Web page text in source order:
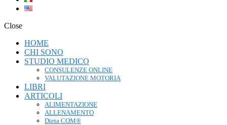
Close
HOME
CHI SONO
STUDIO MEDICO
CONSULENZE ONLINE
VALUTAZIONE MOTORIA
LIBRI
ARTICOLI
ALIMENTAZIONE
ALLENAMENTO
Dieta COM®